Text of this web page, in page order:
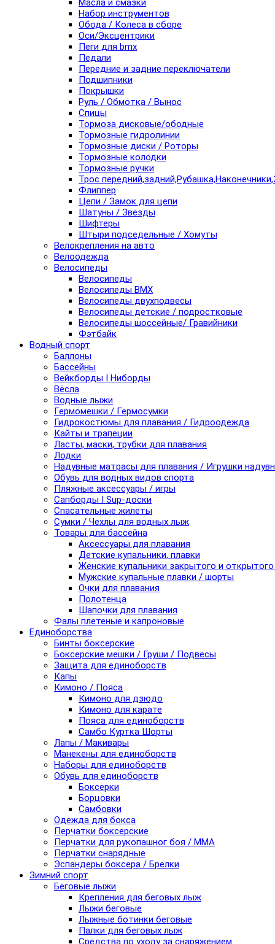
Масла и смазки
Набор инструментов
Обода / Колеса в сборе
Оси/Эксцентрики
Пеги для bmx
Педали
Передние и задние переключатели
Подшипники
Покрышки
Руль / Обмотка / Вынос
Спицы
Тормоза дисковые/ободные
Тормозные гидролинии
Тормозные диски / Роторы
Тормозные колодки
Тормозные ручки
Трос
Флиппер
Цепи / Замок для цепи
Шатуны / Звезды
Шифтеры
Штыри подседельные / Хомуты
Велокрепления на авто
Велоодежда
Велосипеды
Велосипеды
Велосипеды BMX
Велосипеды двухподвесы
Велосипеды детские / подростковые
Велосипеды шоссейные/ Гравийники
Фэтбайк
Водный спорт
Баллоны
Бассейны
Вейкборды I Ниборды
Вёсла
Водные лыжи
Гермомешки / Гермосумки
Гидрокостюмы для плавания / Гидроодежда
Кайты и трапеции
Ласты, маски, трубки для плавания
Лодки
Надувные матрасы для плавания / Игрушки
Обувь для водных видов спорта
Пляжные аксессуары / игры
Сапборды I Sup-доски
Спасательные жилеты
Сумки / Чехлы для водных лыж
Товары для бассейна
Аксессуары для плавания
Детские купальники, плавки
Женские купальники закрытого и
Мужские купальные плавки / шорты
Очки для плавания
Полотенца
Шапочки для плавания
Фалы плетеные и капроновые
Единоборства
Бинты боксерские
Боксерские мешки / Груши / Подвесы
Защита для единоборств
Капы
Кимоно / Пояса
Кимоно для дзюдо
Кимоно для карате
Пояса для единоборств
Самбо Куртка Шорты
Лапы / Макивары
Манекены для единоборств
Наборы для единоборств
Обувь для единоборств
Боксерки
Борцовки
Самбовки
Одежда для бокса
Перчатки боксерские
Перчатки для рукопашног боя / ММА
Перчатки снарядные
Эспандеры боксера / Брелки
Зимний спорт
Беговые лыжи
Крепления для беговых лыж
Лыжи беговые
Лыжные ботинки беговые
Палки для беговых лыж
Средства по уходу за снаряжением